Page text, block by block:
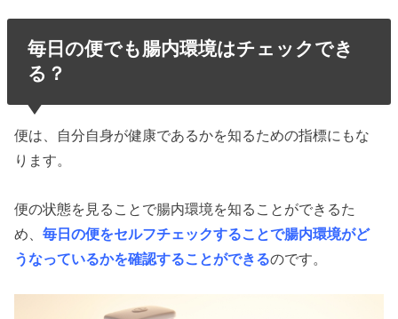
毎日の便でも腸内環境はチェックでき
る？
便は、自分自身が健康であるかを知るための指標にもな
ります。
便の状態を見ることで腸内環境を知ることができるた
め、毎日の便をセルフチェックすることで腸内環境がど
うなっているかを確認することができるのです。